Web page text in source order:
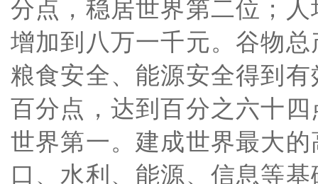
分点，稳居世界第二位；
增加到八万一千元。谷物
粮食安全、能源安全得到
百分点，达到百分之六十
世界第一。建成世界最大
口、水利、能源、信息等